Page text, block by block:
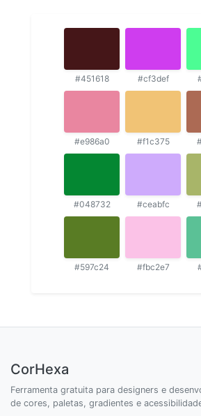
#451618 #cf3def
#e986a0 #f1c375
#048732 #ceabfc
#597c24 #fbc2e7
CorHexa
Ferramenta gratuita para designers e
de cores, paletas, gradientes e